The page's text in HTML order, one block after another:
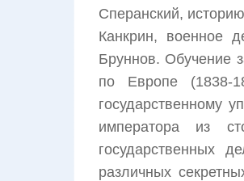
Сперанский,
Канкрин, военное
Бруннов. Обучение
по Европе (1838-
государственному
императора из
государственных
различных